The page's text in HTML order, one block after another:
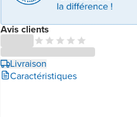
Avis clients
Livraison
Caractéristiques